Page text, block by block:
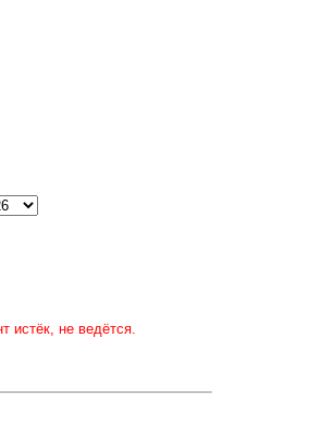
истёк, не ведётся.